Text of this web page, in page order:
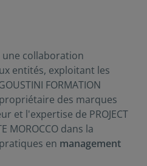
une collaboration
entités, exploitant les
FORMATION
des marques
et l'expertise de PROJECT
MOROCCO dans la
en management